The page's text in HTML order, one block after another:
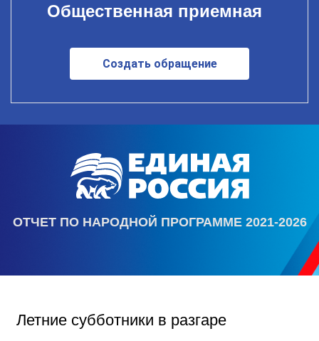
Общественная приемная
Создать обращение
ОТЧЕТ ПО НАРОДНОЙ ПРОГРАММЕ 2021-2026
Летние субботники в разгаре